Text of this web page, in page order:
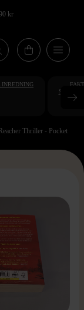
kr
INREDNING
Thriller - Pocket